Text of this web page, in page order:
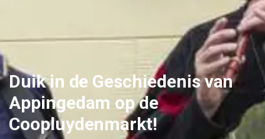
Duik in de Geschiedenis van
Appingedam op de
Coopluydenmarkt!